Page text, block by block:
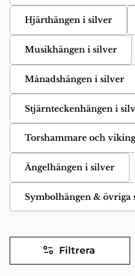
Hjärthängen i silver
Musikhängen i silver
Månadshängen i silver
Stjärnteckenhängen i
Torshammare och
Ängelhängen i silver
Symbolhängen & övriga
Filtrera